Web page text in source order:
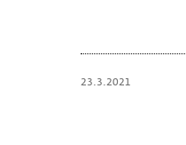
23.3.2021